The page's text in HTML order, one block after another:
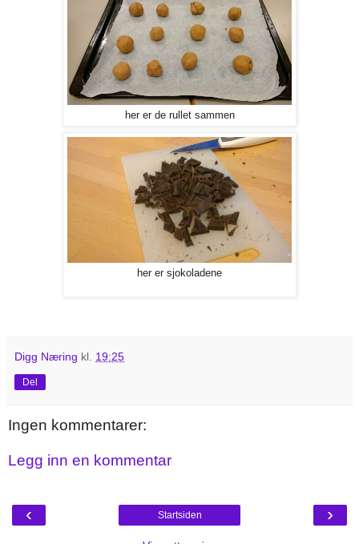
her er de rullet sammen
her er sjokoladene
Digg Næring kl. 19:25
Del
Ingen kommentarer:
Legg inn en kommentar
‹ ›
Startsiden